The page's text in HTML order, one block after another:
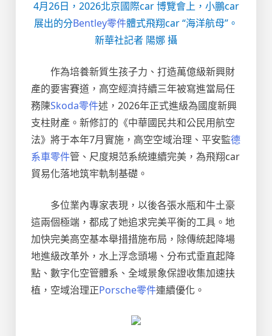
4月26日，2026北京國際car 博覽會上，小鵬car
展出的分Bentley零件體式飛翔car “海洋航母”。
新華社記者 陽娜 攝
作為培養新質生孩子力、打造萬億級新興財
產的要害賽道，高空經濟持續三年被寫進當局任
務陳Skoda零件述，2026年正式進級為國度新興
支柱財產。新修訂的《中華國民共和公民用航空
法》將于本年7月實施，高空空域治理、平安監德
系車零件管、尺度規范系統連續完美，為飛翔car
貿易化落地筑牢軌制基礎。
多位業內專家表現，以後各張水瓶和牛土豪
這兩個極端，都成了她追求完美平衡的工具。地
加快完美高空基本舉措措施布局，除傳統起降場
地進級改革外，水上浮念頭場、分布式垂直起降
點、數字化空管體系、全域景象保證收集加速扶
植，空域治理正Porsche零件連續優化。